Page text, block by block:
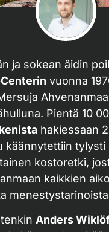
ja sokean äidin
vuonna
Pientä 10
hakiessaan
käännytettiin tylysti
kostoretki,
kaikkien
Anders